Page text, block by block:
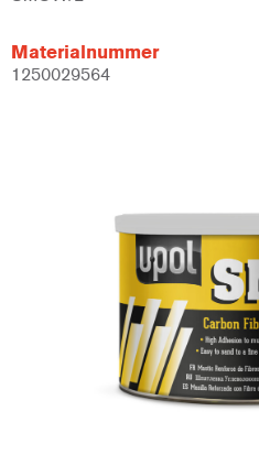
Materialnummer
1250029564